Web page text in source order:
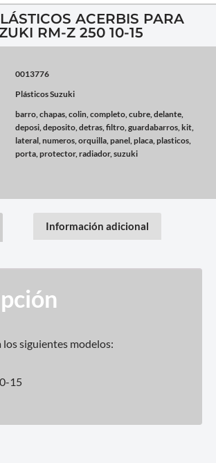
ACERBIS PARA
RM-Z 250 10-15
0013776
Plásticos Suzuki
barro,chapas,colin,completo,cubre,delante,
deposi,deposito,detras,filtro,guardabarros,kit,
lateral,numeros,orquilla,panel,placa,plasticos,
porta,protector,radiador,suzuki
Información adicional
siguientes modelos:
15